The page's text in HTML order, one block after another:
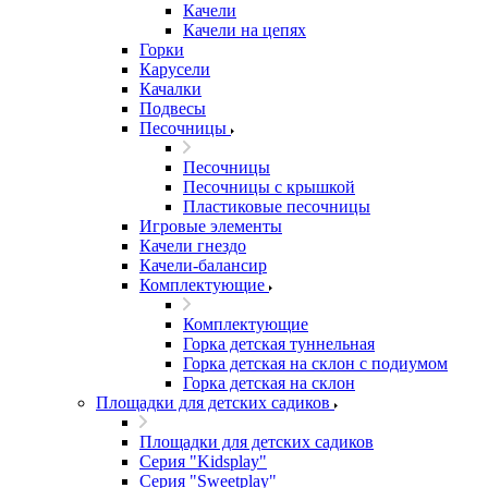
Качели
Качели на цепях
Горки
Карусели
Качалки
Подвесы
Песочницы
Песочницы
Песочницы с крышкой
Пластиковые песочницы
Игровые элементы
Качели гнездо
Качели-балансир
Комплектующие
Комплектующие
Горка детская туннельная
Горка детская на склон с подиумом
Горка детская на склон
Площадки для детских садиков
Площадки для детских садиков
Серия "Kidsplay"
Серия "Sweetplay"